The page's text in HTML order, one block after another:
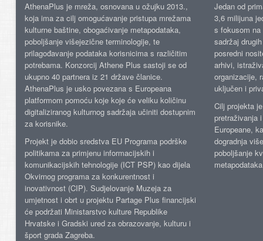
AthenaPlus je mreža, osnovana u ožujku 2013.,
koja ima za cilj omogućavanje pristupa mrežama
kulturne baštine, obogaćivanje metapodataka,
poboljšanje višejezične terminologije, te
prilagođavanje podataka korisnicima s različitim
potrebama. Konzorcij Athene Plus sastoji se od
ukupno 40 partnera iz 21 države članice.
AthenaPlus je usko povezana s Europeana
platformom pomoću koje koje će veliku količinu
digitaliziranog kulturnog sadržaja učiniti dostupnim
za korisnike.
Projekt je dobio sredstva EU Programa podrške
politikama za primjenu informacijskih i
komunikacijskih tehnologije (ICT PSP) kao dijela
Okvirnog programa za konkurentnost i
inovativnost (CIP). Sudjelovanje Muzeja za
umjetnost i obrt u projektu Partage Plus financijski
će podržati Ministarstvo kulture Republike
Hrvatske i Gradski ured za obrazovanje, kulturu i
šport grada Zagreba.
Jedan od
3,6 milijuna
s fokusom
sadržaj
posredni
arhivi,
organizacije,
uključen i
Cilj projekta
pretraživanja
Europeane,
dogradnja
poboljšanje